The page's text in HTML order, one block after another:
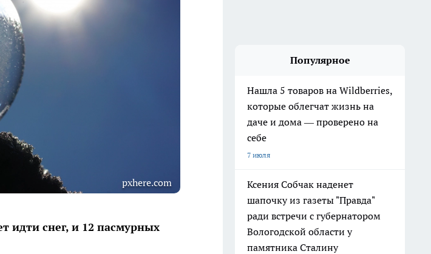
pxhere.com
идти снег, и 12 пасмурных
Популярное
Нашла 5 товаров на Wildberries,
которые облегчат жизнь на
даче и дома — проверено на
себе
7 июля
Ксения Собчак наденет
шапочку из газеты "Правда"
ради встречи с губернатором
Вологодской области у
памятника Сталину